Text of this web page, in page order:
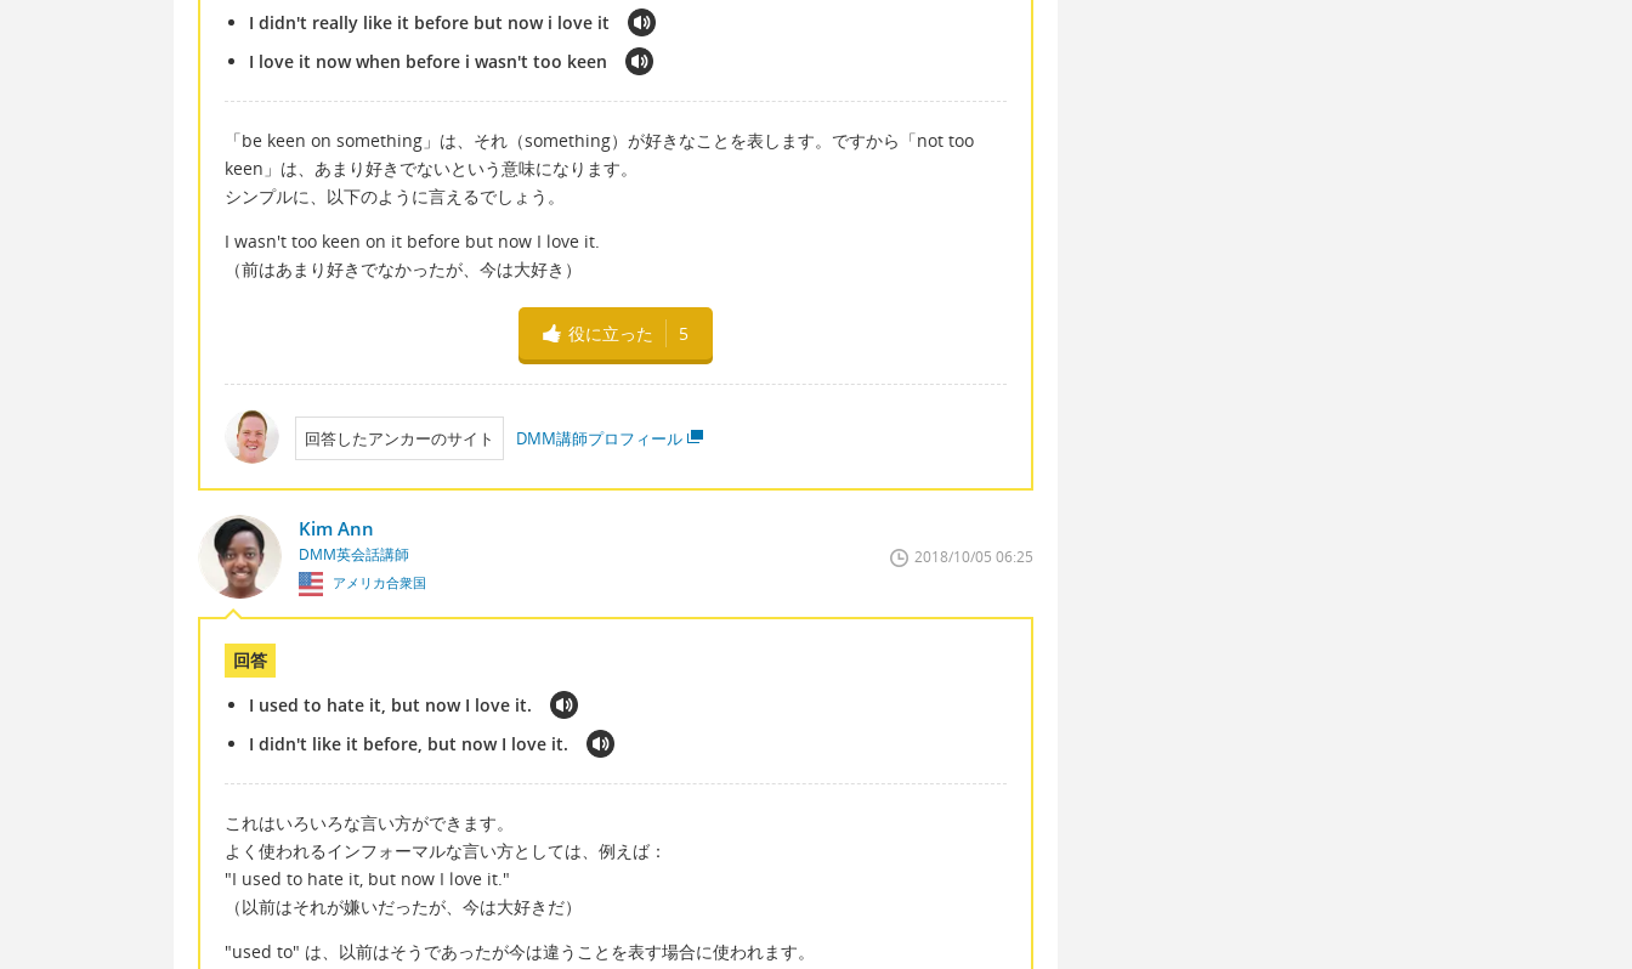
I didn't really like it before but now i love it
I love it now when before i wasn't too keen
「be keen on something」は、それ（something）が好きなことを表します。ですから「not too
keen」は、あまり好きでないという意味になります。
シンプルに、以下のように言えるでしょう。
I wasn't too keen on it before but now I love it.
（前はあまり好きでなかったが、今は大好き）
役に立った 5
回答したアンカーのサイト DMM講師プロフィール
Kim Ann
DMM英会話講師
アメリカ合衆国
2018/10/05 06:25
回答
I used to hate it, but now I love it.
I didn't like it before, but now I love it.
これはいろいろな言い方ができます。
よく使われるインフォーマルな言い方としては、例えば：
"I used to hate it, but now I love it."
（以前はそれが嫌いだったが、今は大好きだ）
"used to" は、以前はそうであったが今は違うことを表す場合に使われます。